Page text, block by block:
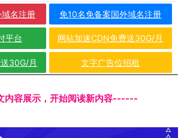
名注册 免10名免备案国外域名注册
平台 网站加速CDN免费送30G/月
30G/月 文字广告位招租
容展示，开始阅读新内容------